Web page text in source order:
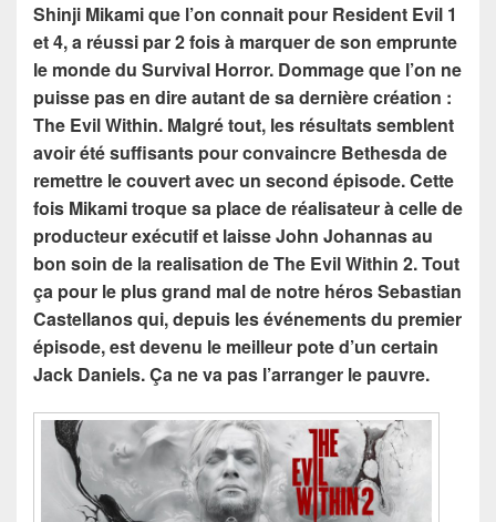
Shinji Mikami que l’on connait pour Resident Evil 1
et 4, a réussi par 2 fois à marquer de son emprunte
le monde du Survival Horror. Dommage que l’on ne
puisse pas en dire autant de sa dernière création :
The Evil Within. Malgré tout, les résultats semblent
avoir été suffisants pour convaincre Bethesda de
remettre le couvert avec un second épisode. Cette
fois Mikami troque sa place de réalisateur à celle de
producteur exécutif et laisse John Johannas au
bon soin de la realisation de The Evil Within 2. Tout
ça pour le plus grand mal de notre héros Sebastian
Castellanos qui, depuis les événements du premier
épisode, est devenu le meilleur pote d’un certain
Jack Daniels. Ça ne va pas l’arranger le pauvre.